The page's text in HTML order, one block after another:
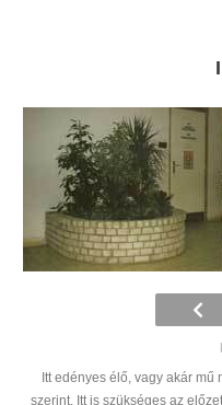
Itt edényes élő, vagy akár
szerint. Itt is szükséges az